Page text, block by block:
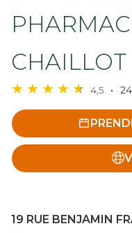
CHAILLOT
4,5
19 RUE BENJAMIN